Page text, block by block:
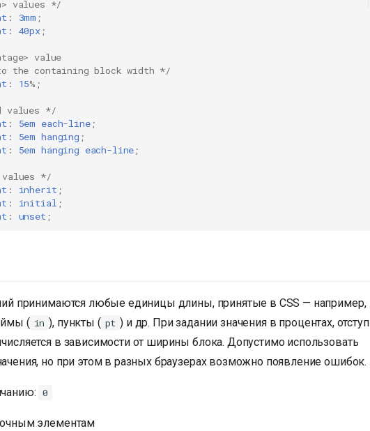
values */
: 3mm ;
: 40px;
value
the containing block width */
: 15%;
values */
: 5em each-line;
: 5em hanging ;
: 5em hanging each-line;
*/
: inherit ;
: initial ;
: unset ;
принимаются любые единицы длины, принятые в CSS — например,
( in ), пункты ( pt ) и др. При задании значения в процентах, отступ
в зависимости от ширины блока. Допустимо использовать
но при этом в разных браузерах возможно появление ошибок.
0
элементам